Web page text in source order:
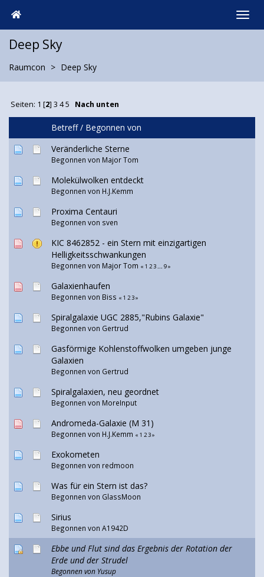
Deep Sky
Raumcon Deep Sky
Seiten: 1 [2] 3 4 5 Nach unten
Betreff/ Begonnen von
Veränderliche Sterne
Begonnen von Major Tom
Molekülwolken entdeckt
Begonnen von H.J.Kemm
Proxima Centauri
Begonnen von sven
KIC 8462852 - ein Stern mit einzigartigen
Helligkeitsschwankungen
Begonnen von Major Tom « 1 23... 9»
Galaxienhaufen
Begonnen von Biss « 1 23»
Spiralgalaxie UGC 2885,"Rubins Galaxie"
Begonnen von Gertrud
Gasförmige Kohlenstoffwolken umgeben junge
Galaxien
Begonnen von Gertrud
Spiralgalaxien, neu geordnet
Begonnen von MoreInput
Andromeda-Galaxie (M 31)
Begonnen von H.J.Kemm « 1 23»
Exokometen
Begonnen von redmoon
Was für ein Stern ist das?
Begonnen von GlassMoon
Sirius
Begonnen von A1942D
Ebbe und Flut sind das Ergebnis der Rotation der
Erde und der Strudel
Begonnen von Yusup